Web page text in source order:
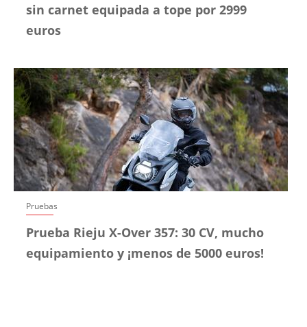
sin carnet equipada a tope por 2999
euros
Pruebas
Prueba Rieju X-Over 357: 30 CV, mucho
equipamiento y ¡menos de 5000 euros!